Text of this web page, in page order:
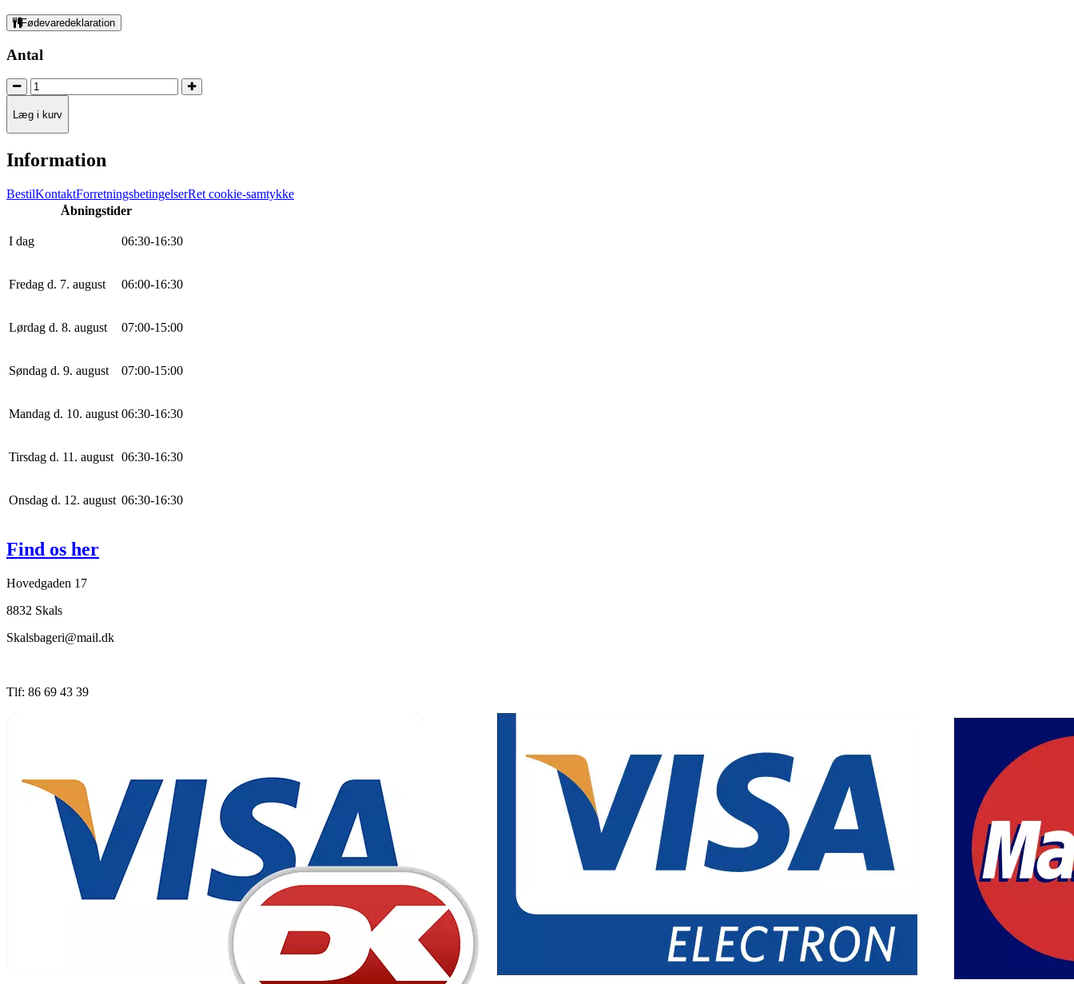
Fødevaredeklaration
Antal
Læg i kurv
Information
BestilKontaktForretningsbetingelserRet cookie-samtykke
Åbningstider
I dag 06:30-16:30
Fredag d. 7. august 06:00-16:30
Lørdag d. 8. august 07:00-15:00
Søndag d. 9. august 07:00-15:00
Mandag d. 10. august 06:30-16:30
Tirsdag d. 11. august 06:30-16:30
Onsdag d. 12. august 06:30-16:30
Find os her
Hovedgaden 17
8832 Skals
Skalsbageri@mail.dk
Tlf: 86 69 43 39